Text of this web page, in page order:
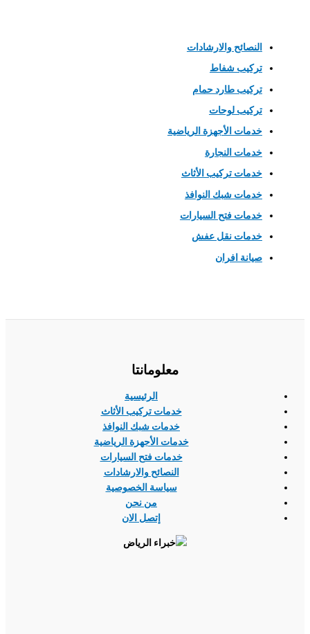
النصائح والارشادات
تركيب شفاط
تركيب طارد حمام
تركيب لوحات
خدمات الأجهزة الرياضية
خدمات النجارة
خدمات تركيب الأثاث
خدمات شبك النوافذ
خدمات فتح السيارات
خدمات نقل عفش
صيانة افران
معلومانتا
الرئيسية
خدمات تركيب الأثاث
خدمات شبك النوافذ
خدمات الأجهزة الرياضية
خدمات فتح السيارات
النصائح والارشادات
سياسة الخصوصية
من نحن
إتصل الان